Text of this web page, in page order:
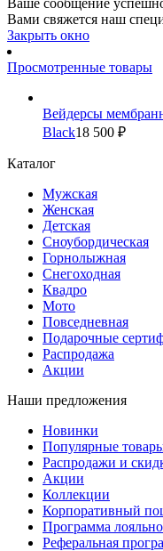
Ваше сообщение
Вами свяжется наш
Закрыть окно
Просмотренные товары
Вейдерсы
Black18 500 ₽
Каталог
Мужская
Женская
Детская
Сноубордическая
Горнолыжная
Снегоходная
Квадро
Мото
Повседневная
Подарочные
Распродажа
Акции
Наши предложения
Новинки
Популярные
Распродажи и
Акции
Коллекции
Корпоративный
Программа
Реферальная